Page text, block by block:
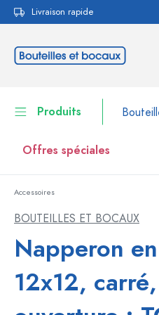
Passer à la
Livraison rapide
Produits
Offres spéciales
Vaisselle
Accessoires
BOUTEILLES ET BOCAUX
Napperon
12x12,